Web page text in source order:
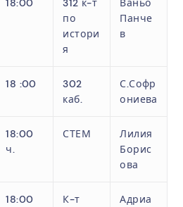
18:00
312 к-т
по
истори
я
Ваньо
Панче
в
18 :00
302
каб.
С.Софр
ониева
18:00
ч.
СТЕМ
Лилия
Борис
ова
18:00
К-т
Адриа